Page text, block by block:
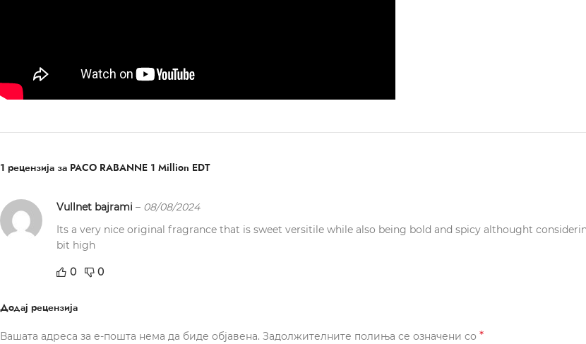
1 рецензија за PACO RABANNE 1 Million EDT
Vullnet bajrami – 08/08/2024
Its a very nice original fragrance that is sweet versitile while also being bold and spicy althought
bit high
0 0
Додај рецензија
Вашата адреса за е-пошта нема да биде објавена. Задолжителните полиња се означени со *